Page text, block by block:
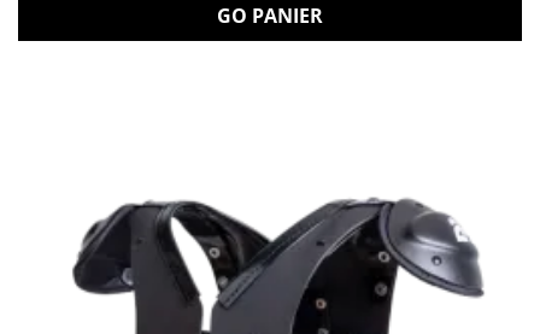
GO PANIER